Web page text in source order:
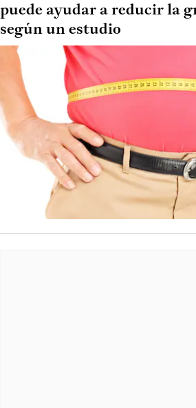
puede ayudar a reducir la
según un estudio